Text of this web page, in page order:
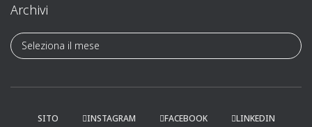
Archivi
A
r
h
SITO INSTAGRAM FACEBOOK LINKEDIN